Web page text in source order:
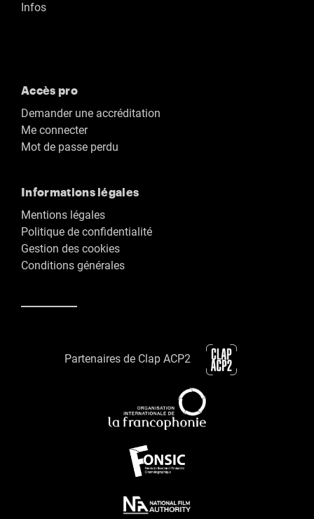
Infos
Accès pro
Demander une accréditation
Me connecter
Mot de passe perdu
Informations légales
Mentions légales
Politique de confidentialité
Gestion des cookies
Conditions générales
Partenaires de Clap ACP2